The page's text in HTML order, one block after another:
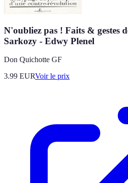
N'oubliez pas ! Faits & gestes
Sarkozy - Edwy Plenel
Don Quichotte GF
3.99 EURVoir le prix